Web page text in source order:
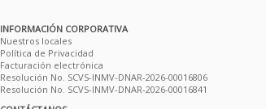
INFORMACIÓN CORPORATIVA
Nuestros locales
Política de Privacidad
Facturación electrónica
Resolución No. SCVS-INMV-DNAR-2026-00016806
Resolución No. SCVS-INMV-DNAR-2026-00016841